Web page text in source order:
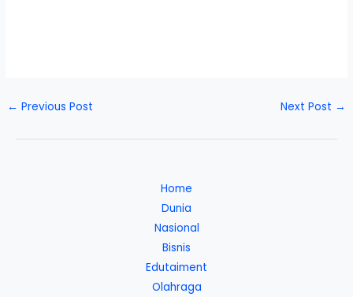
← Previous Post Next Post →
Home
Dunia
Nasional
Bisnis
Edutaiment
Olahraga